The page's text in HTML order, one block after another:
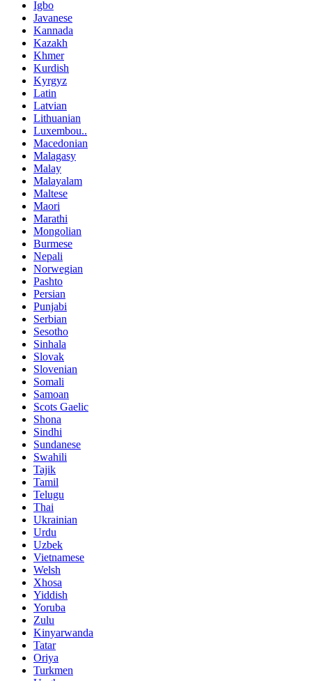
Igbo
Javanese
Kannada
Kazakh
Khmer
Kurdish
Kyrgyz
Latin
Latvian
Lithuanian
Luxembou..
Macedonian
Malagasy
Malay
Malayalam
Maltese
Maori
Marathi
Mongolian
Burmese
Nepali
Norwegian
Pashto
Persian
Punjabi
Serbian
Sesotho
Sinhala
Slovak
Slovenian
Somali
Samoan
Scots Gaelic
Shona
Sindhi
Sundanese
Swahili
Tajik
Tamil
Telugu
Thai
Ukrainian
Urdu
Uzbek
Vietnamese
Welsh
Xhosa
Yiddish
Yoruba
Zulu
Kinyarwanda
Tatar
Oriya
Turkmen